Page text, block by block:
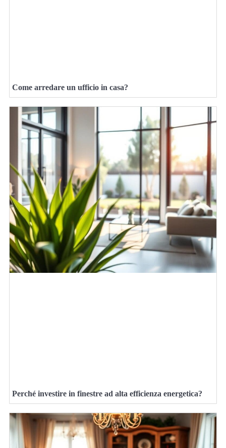
Come arredare un ufficio in casa?
Perché investire in finestre ad alta efficienza energetica?